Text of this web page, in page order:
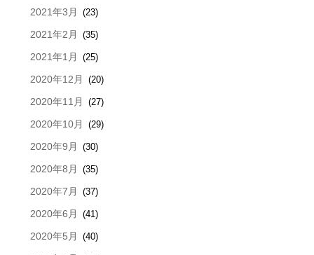
2021年3月 (23)
2021年2月 (35)
2021年1月 (25)
2020年12月 (20)
2020年11月 (27)
2020年10月 (29)
2020年9月 (30)
2020年8月 (35)
2020年7月 (37)
2020年6月 (41)
2020年5月 (40)